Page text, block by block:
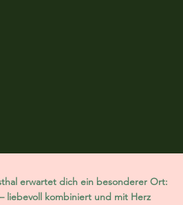
erwartet dich ein besonderer Ort:
liebevoll kombiniert und mit Herz